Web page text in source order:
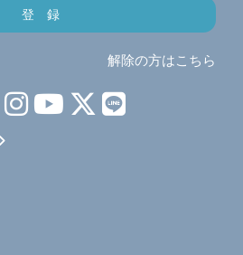
解除の方はこちら